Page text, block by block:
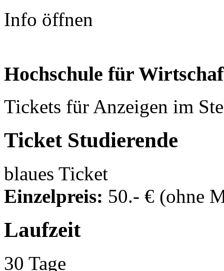
Info öffnen
Hochschule für
Tickets für Anzeigen im
Ticket Studierende
blaues Ticket
Einzelpreis: 50.- € (ohne
Laufzeit
30 Tage